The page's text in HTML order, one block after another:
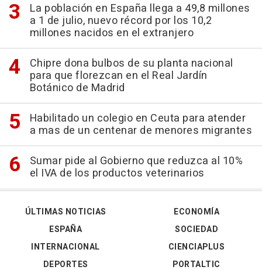
La población en España llega a 49,8 millones
a 1 de julio, nuevo récord por los 10,2
millones nacidos en el extranjero
Chipre dona bulbos de su planta nacional
para que florezcan en el Real Jardín
Botánico de Madrid
Habilitado un colegio en Ceuta para atender
a mas de un centenar de menores migrantes
Sumar pide al Gobierno que reduzca al 10%
el IVA de los productos veterinarios
ÚLTIMAS NOTICIAS
ESPAÑA
INTERNACIONAL
DEPORTES
ECONOMÍA
SOCIEDAD
CIENCIAPLUS
PORTALTIC